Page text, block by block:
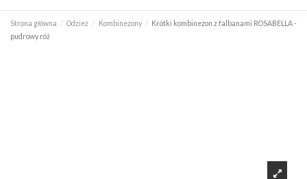
Strona główna Odzież Kombinezony
Krótki kombinezon z falbanami ROSABELLA -
pudrowy róż